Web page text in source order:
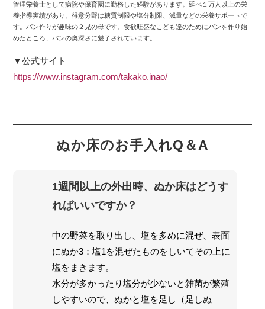
管理栄養士として病院や保育園に勤務した経験があります。延べ１万人以上の栄
養指導実績があり、得意分野は糖質制限や塩分制限、減量などの栄養サポートで
す。パン作りが趣味の２児の母です。食欲旺盛なこども達のためにパンを作り始
めたところ、パンの奥深さに魅了されています。
▼公式サイト
https://www.instagram.com/takako.inao/
ぬか床のお手入れQ＆A
1週間以上の外出時、ぬか床はどうす
ればいいですか？
中の野菜を取り出し、塩を多めに混ぜ、表面
にぬか3：塩1を混ぜたものをしいてその上に
塩をまきます。
水分が多かったり塩分が少ないと雑菌が繁殖
しやすいので、ぬかと塩を足し（足しぬ